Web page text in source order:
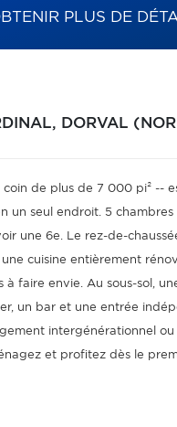
PLUS DE
DORVAL
de plus de 7 000 pi² --
un seul endroit. 5 chambres
une 6e. Le rez-de-
cuisine entièrement
à faire envie. Au sous-sol,
un bar et une entrée
intergénérationnel
et profitez dès le